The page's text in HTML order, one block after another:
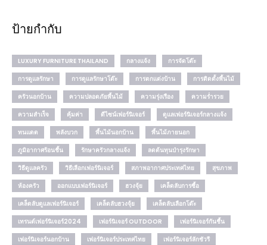
ป้ายกำกับ
LUXURY FURNITURE THAILAND กลางแจ้ง
การจัดโต๊ะ
การดูแลรักษา
การดูแลรักษาโต๊ะ การตกแต่งบ้าน
การติดตั้งพื้นไม้
ครัวนอกบ้าน
ความปลอดภัยพื้นไม้ ความรุ่งเรือง
ความร่ำรวย
ความสำเร็จ
คุ้มค่า ดีไซน์เฟอร์นิเจอร์
ดูแลเฟอร์นิเจอร์กลางแจ้ง
ทนแดด
พลังบวก พื้นไม้นอกบ้าน
พื้นไม้ภายนอก
ภูมิอากาศร้อนชื้น
รักษาครัวกลางแจ้ง
ลดต้นทุนบำรุงรักษา
วิธีดูแลครัว
วิธีเลือกเฟอร์นิเจอร์ สภาพอากาศประเทศไทย
สุขภาพ
ห้องครัว
ออกแบบเฟอร์นิเจอร์ ฮวงจุ้ย
เคล็ดลับการซื้อ
เคล็ดลับดูแลเฟอร์นิเจอร์
เคล็ดลับฮวงจุ้ย
เคล็ดลับเลือกโต๊ะ
เทรนด์เฟอร์นิเจอร์2024
เฟอร์นิเจอร์ OUTDOOR
เฟอร์นิเจอร์กันชื้น
เฟอร์นิเจอร์นอกบ้าน
เฟอร์นิเจอร์ประเทศไทย
เฟอร์นิเจอร์ลักชัวรี